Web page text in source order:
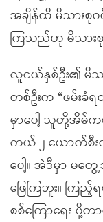
အချိန်ထိ မိသားစု
ကြသည်ဟု မိသားစု
လူငယ်နှစ်ဦး၏ မိသာ
တစ်ဦးက “ဖမ်းခံ
မှာပေါ့ သူတို့အိမ်
ကယ် ၂ ယောက်စီ
ပေါ့။ အဲဒီမှာ မတွ
ဖြေကြဘူး။ ကြည့်
စစ်ကြောရေး